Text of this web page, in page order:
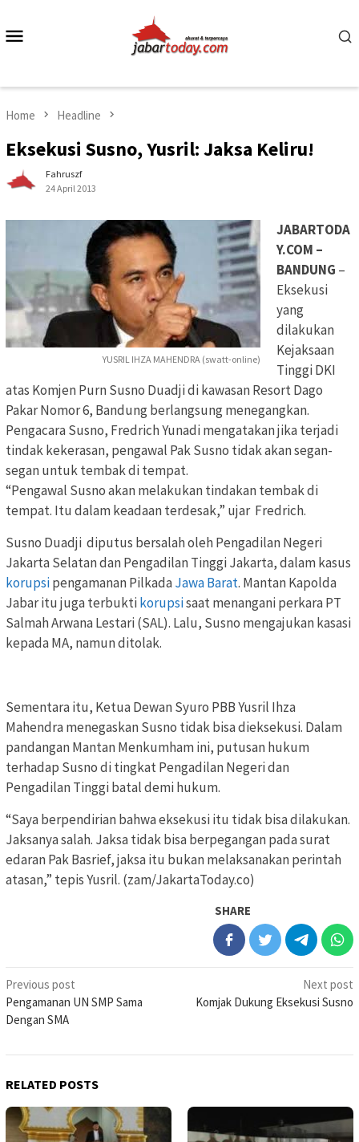
content
Home Headline
Eksekusi Susno, Yusril: Jaksa Keliru!
Fahruszf
24 April 2013
YUSRIL IHZA MAHENDRA (swatt-online)
JABARTODA
Y.COM –
BANDUNG –
Eksekusi
yang
dilakukan
Kejaksaan
Tinggi DKI
atas Komjen Purn Susno Duadji di kawasan Resort Dago
Pakar Nomor 6, Bandung berlangsung menegangkan.
Pengacara Susno, Fredrich Yunadi mengatakan jika terjadi
tindak kekerasan, pengawal Pak Susno tidak akan segan-
segan untuk tembak di tempat.
“Pengawal Susno akan melakukan tindakan tembak di
tempat. Itu dalam keadaan terdesak,” ujar Fredrich.
Susno Duadji diputus bersalah oleh Pengadilan Negeri
Jakarta Selatan dan Pengadilan Tinggi Jakarta, dalam kasus
korupsipengamanan PilkadaJawa Barat. Mantan Kapolda
Jabar itu juga terbuktikorupsisaat menangani perkara PT
Salmah Arwana Lestari (SAL). Lalu, Susno mengajukan kasasi
kepada MA, namun ditolak.
Sementara itu, Ketua Dewan Syuro PBB Yusril Ihza
Mahendra menegaskan Susno tidak bisa dieksekusi. Dalam
pandangan Mantan Menkumham ini, putusan hukum
terhadap Susno di tingkat Pengadilan Negeri dan
Pengadilan Tinggi batal demi hukum.
“Saya berpendirian bahwa eksekusi itu tidak bisa dilakukan.
Jaksanya salah. Jaksa tidak bisa berpegangan pada surat
edaran Pak Basrief, jaksa itu bukan melaksanakan perintah
atasan,” tepis Yusril. (zam/JakartaToday.co)
SHARE
Post
navigation
Previous post
Pengamanan UN SMP Sama
Dengan SMA
Next post
Komjak Dukung Eksekusi Susno
RELATED POSTS